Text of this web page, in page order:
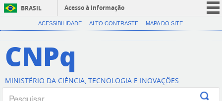
BRASIL
Acesso à informação
CORONAVÍRUS (COVID-19)
Canais
ACESSIBILIDADE ALTO CONTRASTE MAPA DO SITE
CNPq
MINISTÉRIO DA CIÊNCIA, TECNOLOGIA E INOVAÇÕES